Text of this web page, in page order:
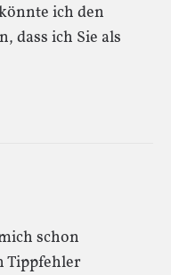
ich den
dass ich Sie als
schon
Tippfehler